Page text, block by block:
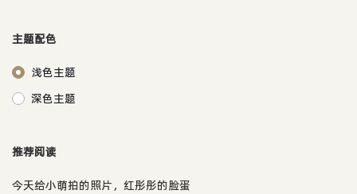
主题配色
浅色主题
深色主题
推荐阅读
今天给小萌拍的照片，红彤彤的脸蛋